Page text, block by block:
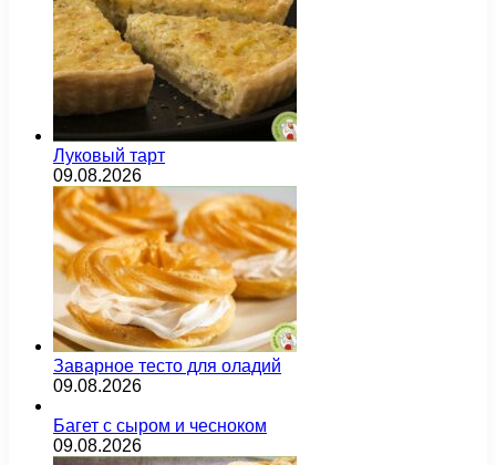
Луковый тарт
09.08.2026
Заварное тесто для оладий
09.08.2026
Багет с сыром и чесноком
09.08.2026